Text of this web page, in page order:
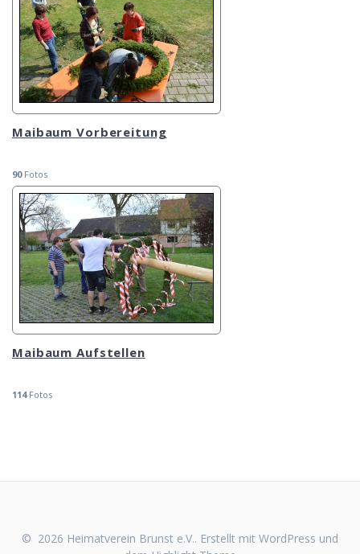
Maibaum Vorbereitung
90Fotos
Maibaum Aufstellen
114Fotos
© 2026 Heimatverein Brunst e.V.. Erstellt mit WordPress und